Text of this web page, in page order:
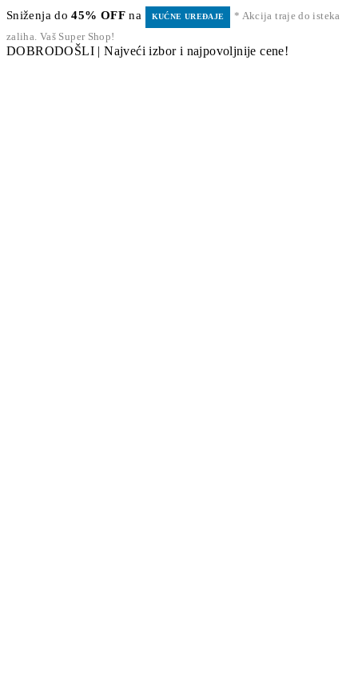
Sniženja do45% OFF na KUĆNE UREĐAJE
* Akcija traje do isteka
zaliha. Vaš Super Shop!
DOBRODOŠLI | Najveći izbor i najpovoljnije cene!